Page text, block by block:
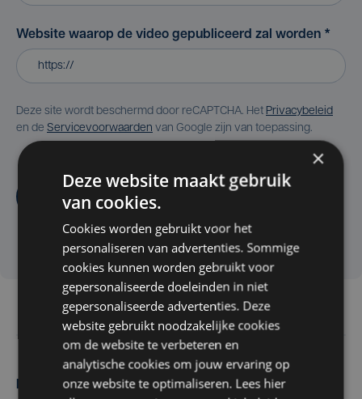
Website waarop de video gepubliceerd zal worden *
Deze site wordt beschermd door reCAPTCHA. Het Privacybeleid
en de Servicevoorwaarden van Google zijn van toepassing.
Aanvragen
Maak zelf het nieuws
×
Deze website maakt gebruik
van cookies.
Cookies worden gebruikt voor het
personaliseren van advertenties. Sommige
cookies kunnen worden gebruikt voor
gepersonaliseerde doeleinden in niet
gepersonaliseerde advertenties. Deze
website gebruikt noodzakelijke cookies
om de website te verbeteren en
analytische cookies om jouw ervaring op
onze website te optimaliseren. Lees hier